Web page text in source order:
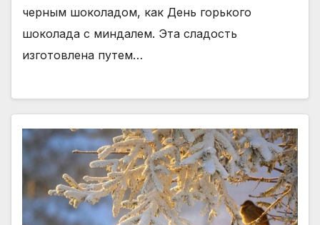
черным шоколадом, как День горького
шоколада с миндалем. Эта сладость
изготовлена путем…